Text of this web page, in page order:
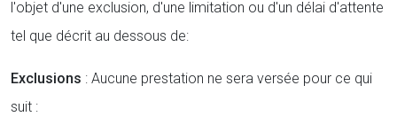
l'objet d'une exclusion, d'une limitation ou d'un délai d'attente
tel que décrit au dessous de:
Exclusions : Aucune prestation ne sera versée pour ce qui
suit :